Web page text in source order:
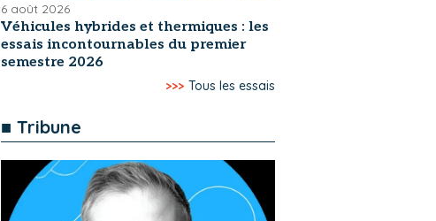
6 août 2026
Véhicules hybrides et thermiques : les
essais incontournables du premier
semestre 2026
>>> Tous les essais
■ Tribune